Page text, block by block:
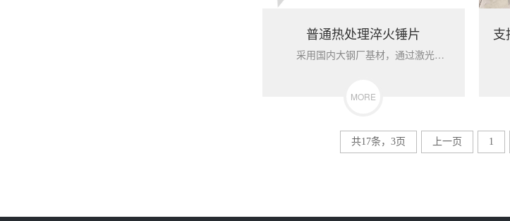
普通热处理淬火锤片
采用国内大钢厂基材，通过激光下料，采用科学的热处理工艺进行调质处理，提高其表面硬度和基体的强度。该类型锤片具有非常好的强度和较好的耐磨性能。
MORE
共17条，3页 上一页 1